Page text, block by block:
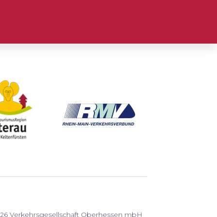
Verkehrsgesellschaft Oberhessen mbH